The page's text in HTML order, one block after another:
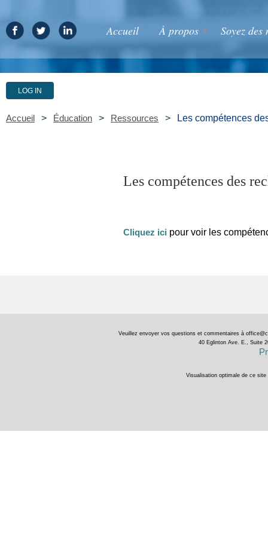
Accueil À propos Soyez des
LOG IN
Accueil Éducation Ressources Les compétences
Les compétences des
Cliquez ici pour voir les
Veuillez envoyer vos questions et commentaires à
40 Eglinton Ave. E.,
Visualisation optimale de ce